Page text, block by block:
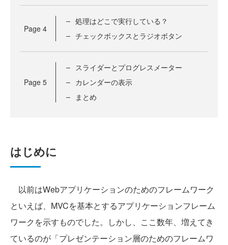
Page 4
処理はどこで実行している？
チェックボックスとラジオボタン
Page 5
スライダーとプログレスメーター
カレンダーの表示
まとめ
はじめに
以前はWebアプリケーションのためのフレームワーク
といえば、MVCを基本とするアプリケーションフレーム
ワークを示すものでした。しかし、ここ数年、増えてき
ているのが「プレゼンテーション層のためのフレームワ